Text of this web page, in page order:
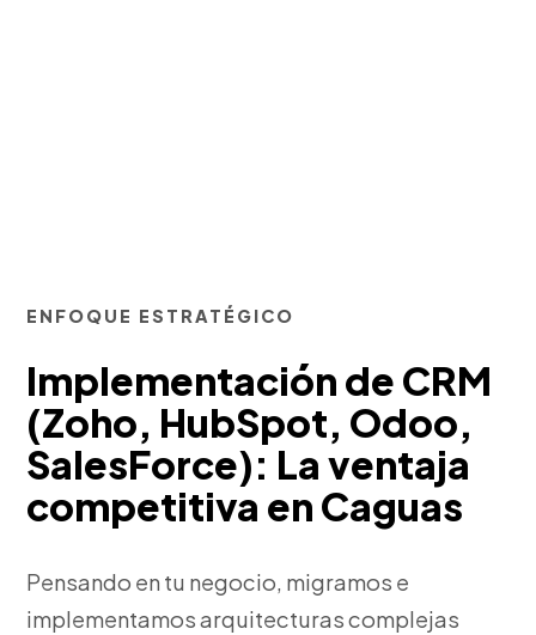
ENFOQUE ESTRATÉGICO
Implementación de CRM
(Zoho, HubSpot, Odoo,
SalesForce): La ventaja
competitiva en Caguas
Pensando en tu negocio, migramos e
implementamos arquitecturas complejas